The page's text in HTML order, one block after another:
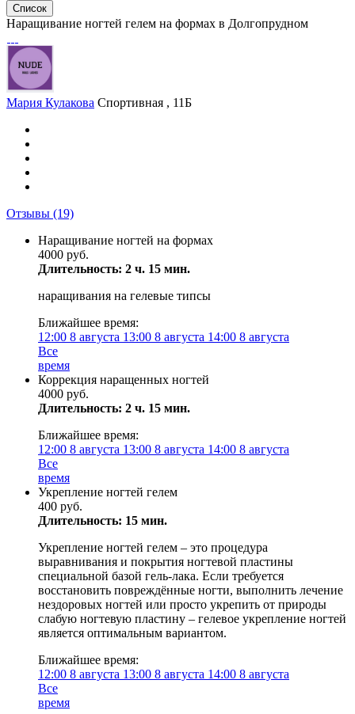
Список
Наращивание ногтей гелем на формах в Долгопрудном
Мария Кулакова Спортивная , 11Б
Отзывы (19)
Наращивание ногтей на формах
4000 руб.
Длительность: 2 ч. 15 мин.
наращивания на гелевые типсы
Ближайшее время:
12:00 8 августа 13:00 8 августа 14:00 8 августа
Все
время
Коррекция наращенных ногтей
4000 руб.
Длительность: 2 ч. 15 мин.
Ближайшее время:
12:00 8 августа 13:00 8 августа 14:00 8 августа
Все
время
Укрепление ногтей гелем
400 руб.
Длительность: 15 мин.
Укрепление ногтей гелем – это процедура
выравнивания и покрытия ногтевой пластины
специальной базой гель-лака. Если требуется
восстановить повреждённые ногти, выполнить лечение
нездоровых ногтей или просто укрепить от природы
слабую ногтевую пластину – гелевое укрепление ногтей
является оптимальным вариантом.
Ближайшее время:
12:00 8 августа 13:00 8 августа 14:00 8 августа
Все
время